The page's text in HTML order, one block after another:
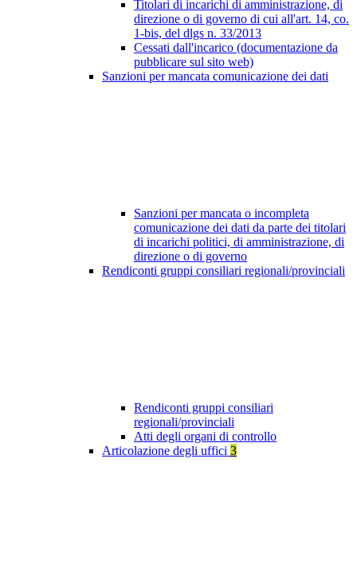
Titolari di incarichi di amministrazione, di
direzione o di governo di cui all'art. 14, co.
1-bis, del dlgs n. 33/2013
Cessati dall'incarico (documentazione da
pubblicare sul sito web)
Sanzioni per mancata comunicazione dei dati
Sanzioni per mancata o incompleta
comunicazione dei dati da parte dei titolari
di incarichi politici, di amministrazione, di
direzione o di governo
Rendiconti gruppi consiliari regionali/provinciali
Rendiconti gruppi consiliari
regionali/provinciali
Atti degli organi di controllo
Articolazione degli uffici 3